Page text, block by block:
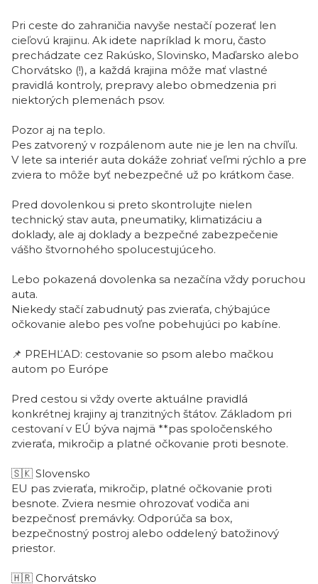
Pri ceste do zahraničia navyše nestačí pozerať len
cieľovú krajinu. Ak idete napríklad k moru, často
prechádzate cez Rakúsko, Slovinsko, Maďarsko alebo
Chorvátsko (!), a každá krajina môže mať vlastné
pravidlá kontroly, prepravy alebo obmedzenia pri
niektorých plemenách psov.
Pozor aj na teplo.
Pes zatvorený v rozpálenom aute nie je len na chvíľu.
V lete sa interiér auta dokáže zohriať veľmi rýchlo a pre
zviera to môže byť nebezpečné už po krátkom čase.
Pred dovolenkou si preto skontrolujte nielen
technický stav auta, pneumatiky, klimatizáciu a
doklady, ale aj doklady a bezpečné zabezpečenie
vášho štvornohého spolucestujúceho.
Lebo pokazená dovolenka sa nezačína vždy poruchou
auta.
Niekedy stačí zabudnutý pas zvieraťa, chýbajúce
očkovanie alebo pes voľne pobehujúci po kabíne.
📌 PREHĽAD: cestovanie so psom alebo mačkou
autom po Európe
Pred cestou si vždy overte aktuálne pravidlá
konkrétnej krajiny aj tranzitných štátov. Základom pri
cestovaní v EÚ býva najmä **pas spoločenského
zvieraťa, mikročip a platné očkovanie proti besnote.
🇸🇰Slovensko
EU pas zvieraťa, mikročip, platné očkovanie proti
besnote. Zviera nesmie ohrozovať vodiča ani
bezpečnosť premávky. Odporúča sa box,
bezpečnostný postroj alebo oddelený batožinový
priestor.
🇭🇷Chorvátsko